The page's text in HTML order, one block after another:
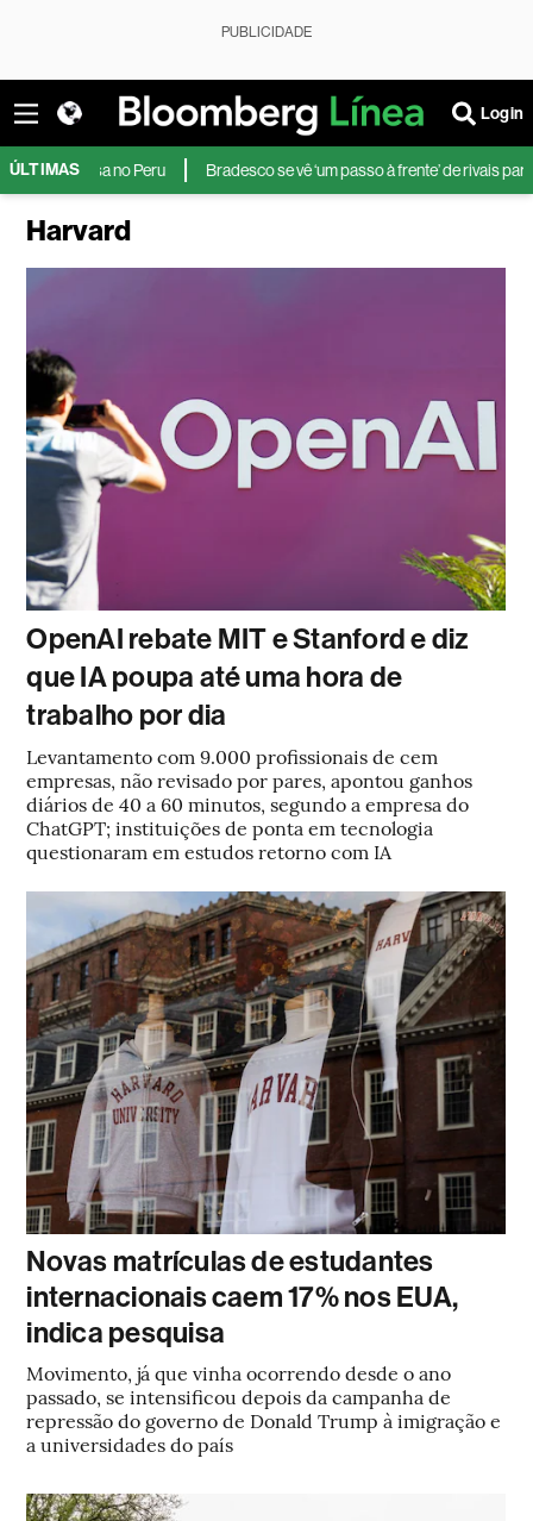
PUBLICIDADE
Login
ÚLTIMAS
no Peru Bradesco se vê ‘um passo à frente’ de rivais para lidar com
Harvard
OpenAI rebate MIT e Stanford e diz
que IA poupa até uma hora de
trabalho por dia
Levantamento com 9.000 profissionais de cem
empresas, não revisado por pares, apontou ganhos
diários de 40 a 60 minutos, segundo a empresa do
ChatGPT; instituições de ponta em tecnologia
questionaram em estudos retorno com IA
Novas matrículas de estudantes
internacionais caem 17% nos EUA,
indica pesquisa
Movimento, já que vinha ocorrendo desde o ano
passado, se intensificou depois da campanha de
repressão do governo de Donald Trump à imigração e
a universidades do país